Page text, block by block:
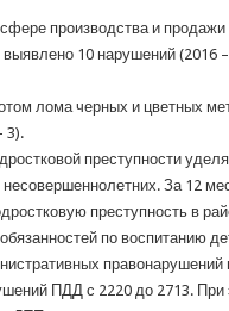
производства и
10 нарушений (2016
лома черных и цветных
3).
преступности
За 12
преступность в
по воспитанию
ПДД с 2220 до 2713.